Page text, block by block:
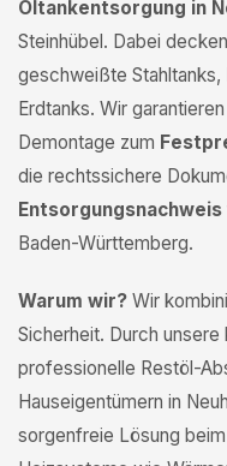
Öltankentsorgung in
Steinhübel. Dabei
geschweißte
Erdtanks. Wir
Demontage zum
die rechtssichere
Entsorgungsnachweis
Baden-Württemberg.
Warum wir? Wir
Sicherheit. Durch
professionelle Restöl-
Hauseigentümern in
sorgenfreie Lösung